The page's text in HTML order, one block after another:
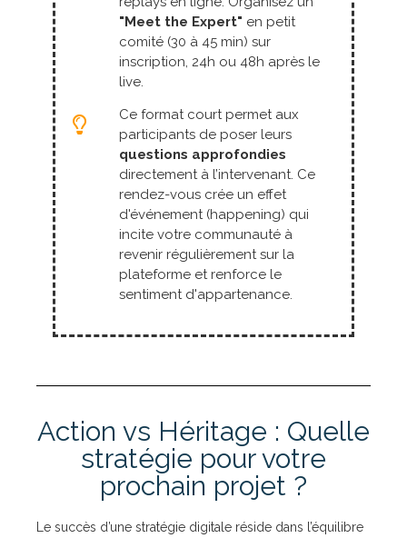
"Meet the Expert" en petit
comité (30 à 45 min) sur
inscription, 24h ou 48h après le
live.
Ce format court permet aux
participants de poser leurs
questions approfondies
directement à l’intervenant. Ce
rendez-vous crée un effet
d'événement (happening) qui
incite votre communauté à
revenir régulièrement sur la
plateforme et renforce le
sentiment d'appartenance.
Action vs Héritage : Quelle
stratégie pour votre
prochain projet ?
Le succès d’une stratégie digitale réside dans l’équilibre